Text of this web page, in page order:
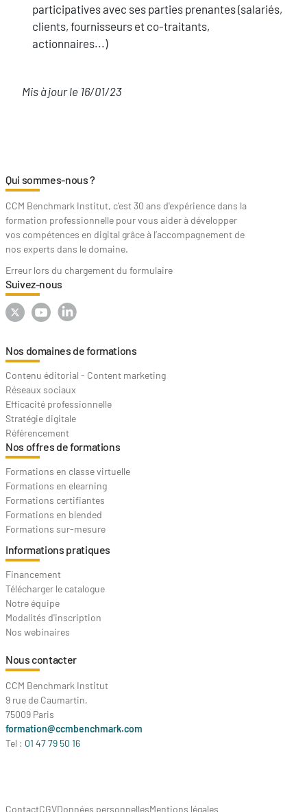
participatives avec ses parties prenantes (salariés,
clients, fournisseurs et co-traitants,
actionnaires...)
Mis à jour le 16/01/23
Qui sommes-nous ?
CCM Benchmark Institut, c'est 30 ans d'expérience dans la
formation professionnelle pour vous aider à développer
vos compétences en digital grâce à l’accompagnement de
nos experts dans le domaine.
Erreur lors du chargement du formulaire
Suivez-nous
Nos domaines de formations
Contenu éditorial - Content marketing
Réseaux sociaux
Efficacité professionnelle
Stratégie digitale
Référencement
Nos offres de formations
Formations en classe virtuelle
Formations en elearning
Formations certifiantes
Formations en blended
Formations sur-mesure
Informations pratiques
Financement
Télécharger le catalogue
Notre équipe
Modalités d'inscription
Nos webinaires
Nous contacter
CCM Benchmark Institut
9 rue de Caumartin,
75009 Paris
formation@ccmbenchmark.com
Tel : 01 47 79 50 16
ContactCGVDonnées personnellesMentions légales